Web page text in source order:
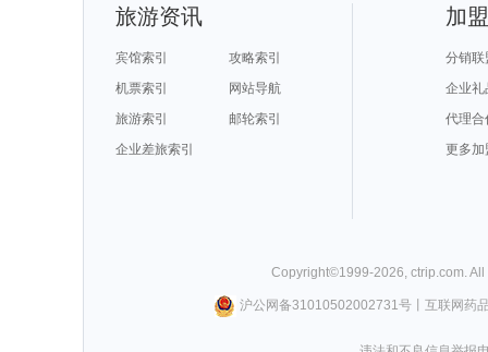
旅游资讯
宾馆索引
攻略索引
机票索引
网站导航
旅游索引
邮轮索引
企业差旅索引
加
分销联
企业礼
代理合
更多加
Copyright©1999-2026, ctrip.com.
沪公网备31010502002731号丨 互联网药